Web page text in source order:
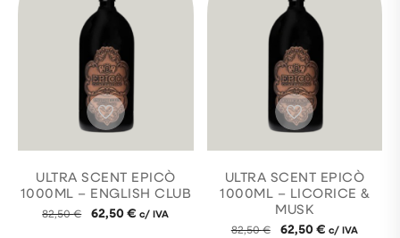
ULTRA SCENT EPICÒ
1000ML – ENGLISH CLUB
82,50€ 62,50€ c/ IVA
ULTRA SCENT EPICÒ
1000ML – LICORICE &
MUSK
82,50€ 62,50€ c/ IVA